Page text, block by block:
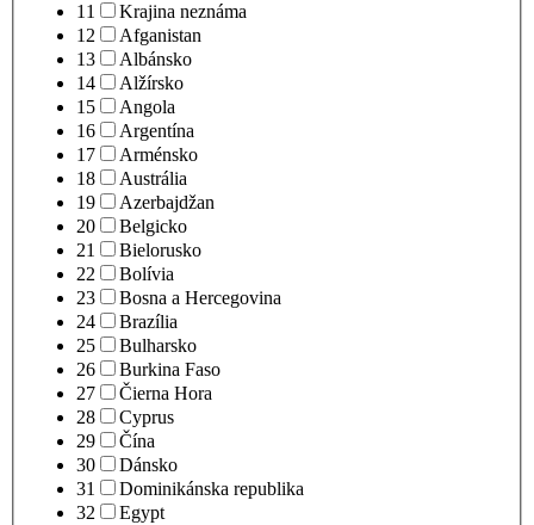
11
Krajina neznáma
12
Afganistan
13
Albánsko
14
Alžírsko
15
Angola
16
Argentína
17
Arménsko
18
Austrália
19
Azerbajdžan
20
Belgicko
21
Bielorusko
22
Bolívia
23
Bosna a Hercegovina
24
Brazília
25
Bulharsko
26
Burkina Faso
27
Čierna Hora
28
Cyprus
29
Čína
30
Dánsko
31
Dominikánska republika
32
Egypt